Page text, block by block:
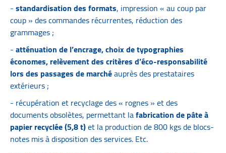
-standardisation des formats, impression « au coup par
coup » des commandes récurrentes, réduction des
grammages ;
-atténuation de l’encrage, choix de typographies
économes, relèvement des critères d’éco-responsabilité
lors des passages de marchéauprès des prestataires
extérieurs ;
- récupération et recyclage des « rognes » et des
documents obsolètes, permettant lafabrication de pâte à
papier recyclée (5,8 t)et la production de 800 kgs de blocs-
notes mis à disposition des services.Etc.